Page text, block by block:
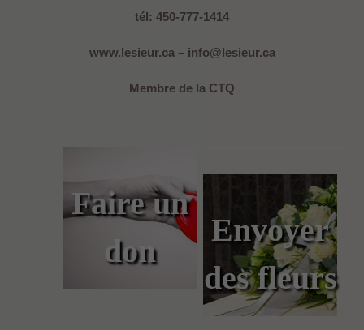
tél: 450-777-1414
www.lesieur.ca – info@lesieur.ca
Membre de la CTQ
Faire un
don
Envoyer
des fleurs